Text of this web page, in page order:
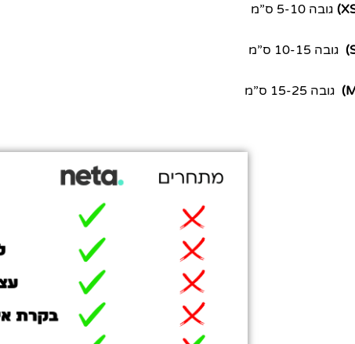
גובה 5-10 ס”מ
גובה 10-15 ס”מ
גובה 15-25 ס”מ